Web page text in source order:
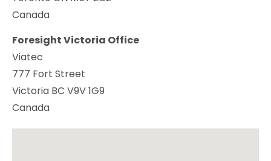
Canada
Foresight Victoria Office
Viatec
777 Fort Street
Victoria BC V9V 1G9
Canada